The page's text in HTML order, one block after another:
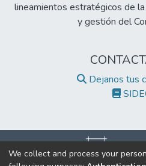
lineamientos estratégicos de
y gestión del
Dejanos tus
We collect and process your